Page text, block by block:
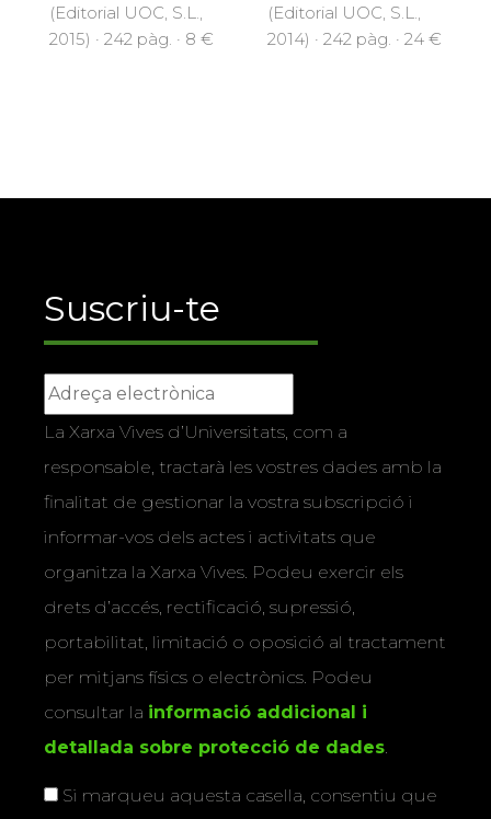
(Editorial UOC, S.L.,
2015) · 242 pàg. · 8 €
(Editorial UOC, S.L.,
2014) · 242 pàg. · 24 €
Suscriu-te
La Xarxa Vives d’Universitats, com a
responsable, tractarà les vostres dades amb la
finalitat de gestionar la vostra subscripció i
informar-vos dels actes i activitats que
organitza la Xarxa Vives. Podeu exercir els
drets d’accés, rectificació, supressió,
portabilitat, limitació o oposició al tractament
per mitjans físics o electrònics. Podeu
consultar la informació addicional i
detallada sobre protecció de dades.
Si marqueu aquesta casella, consentiu que